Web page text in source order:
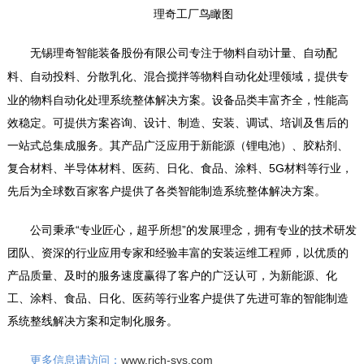
理奇工厂鸟瞰图
无锡理奇智能装备股份有限公司专注于物料自动计量、自动配
料、
自动投料、分散乳化、 混合搅拌等物料自动化处理领域，提供专
业的物料自动化处理系统整体解决方案。设备品类丰富齐全，性能高
效稳定。可提供方案咨询、设计、制造、安装、调试、培训及售后的
一站式总集成服务。其产品广泛应用于新能源（锂电池）、胶粘剂、
复合材料、半导体材料、医药、日化、食品、涂料、5G材料等行业，
先后为全球数百家客户提供了各类智能制造系统整体解决方案。
公司秉承“专业匠心，超乎所想”的发展理念，拥有专业的技术研发
团队、资深的行业应用专家和经验丰富的安装运维工程师，以优质的
产品质量、及时的服务速度赢得了客户的广泛认可，为新能源、化
工、涂料、食品、日化、医药等行业客户提供了先进可靠的智能制造
系统整线解决方案和定制化服务。
更多信息请访问： www.rich-sys.com